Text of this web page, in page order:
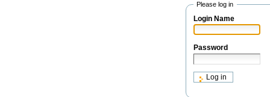
Please log in
Login Name
Password